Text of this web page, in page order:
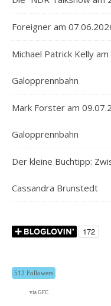
Foreigner am
Michael Patrick Kelly
Galopprennbahn
Mark Forster am
Galopprennbahn
Der kleine Buchtipp:
Cassandra Brunstedt
512 Followers
via GFC